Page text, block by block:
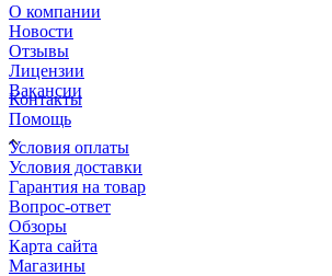
О компании
Новости
Отзывы
Лицензии
Вакансии
Контакты
Помощь
Условия оплаты
Условия доставки
Гарантия на товар
Вопрос-ответ
Обзоры
Карта сайта
Магазины